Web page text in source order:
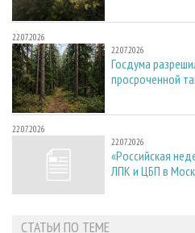
22.07.2026
22.07.2026
Госдума
просроченной
22.07.2026
22.07.2026
«Российская
ЛПК и ЦБП в
СТАТЬИ ПО ТЕМЕ